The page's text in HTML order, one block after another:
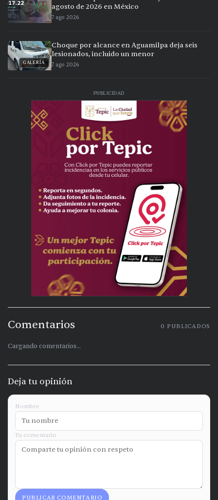
agosto de 2026 en México
7 ago 2026
GALERÍA
Choque por alcance en Aguamilpa deja seis
lesionados, incluido un menor
7 ago 2026
PUBLICIDAD
Comentarios 0 PUBLICADOS
Cargando comentarios...
Deja tu opinión
Nombre
Tu comentario
PUBLICAR COMENTARIO